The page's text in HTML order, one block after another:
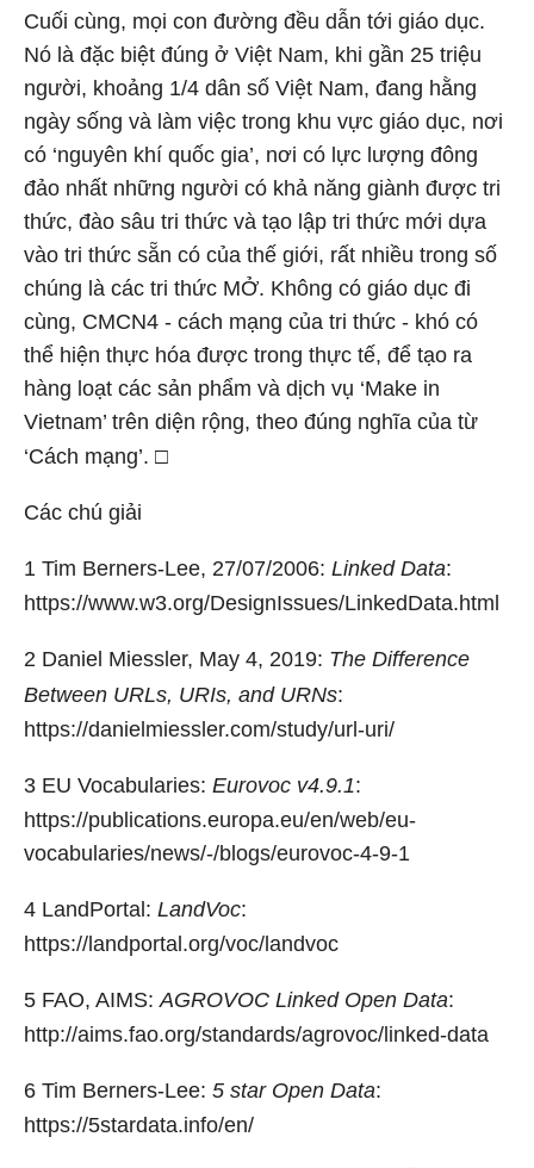
Cuối cùng, mọi con đường đều dẫn tới giáo dục.
Nó là đặc biệt đúng ở Việt Nam, khi gần 25 triệu
người, khoảng 1/4 dân số Việt Nam, đang hằng
ngày sống và làm việc trong khu vực giáo dục, nơi
có ‘nguyên khí quốc gia’, nơi có lực lượng đông
đảo nhất những người có khả năng giành được tri
thức, đào sâu tri thức và tạo lập tri thức mới dựa
vào tri thức sẵn có của thế giới, rất nhiều trong số
chúng là các tri thức MỞ. Không có giáo dục đi
cùng, CMCN4 - cách mạng của tri thức - khó có
thể hiện thực hóa được trong thực tế, để tạo ra
hàng loạt các sản phẩm và dịch vụ ‘Make in
Vietnam’ trên diện rộng, theo đúng nghĩa của từ
‘Cách mạng’. □
Các chú giải
1 Tim Berners-Lee, 27/07/2006: Linked Data:
https://www.w3.org/DesignIssues/LinkedData.html
2 Daniel Miessler, May 4, 2019: The Difference
Between URLs, URIs, and URNs:
https://danielmiessler.com/study/url-uri/
3 EU Vocabularies: Eurovoc v4.9.1:
https://publications.europa.eu/en/web/eu-
vocabularies/news/-/blogs/eurovoc-4-9-1
4 LandPortal: LandVoc:
https://landportal.org/voc/landvoc
5 FAO, AIMS:AGROVOC Linked Open Data:
http://aims.fao.org/standards/agrovoc/linked-data
6 Tim Berners-Lee: 5 star Open Data:
https://5stardata.info/en/